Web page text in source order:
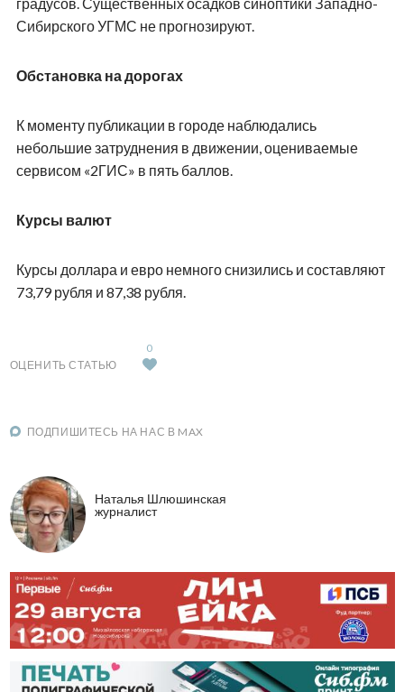
Сибирского УГМС не прогнозируют.
Обстановка на дорогах
К моменту публикации в городе наблюдались
небольшие затруднения в движении, оцениваемые
сервисом «2ГИС» в пять баллов.
Курсы валют
Курсы доллара и евро немного снизились и составляют
73,79 рубля и 87,38 рубля.
ОЦЕНИТЬ СТАТЬЮ
0
ПОДПИШИТЕСЬ НА НАС В MAX
Наталья Шлюшинская
журналист